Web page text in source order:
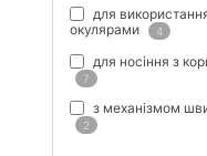
для
окулярами
4
для носіння з
7
з механізмом
2